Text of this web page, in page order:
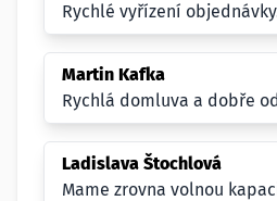
Rychlé vyřízení
Martin Kafka
Rychlá domluva a dobře
Ladislava Štochlová
Mame zrovna volnou